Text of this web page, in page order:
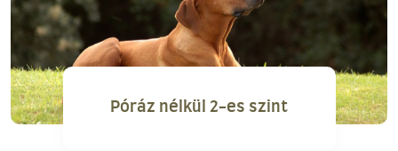
Póráz nélkül 2-es szint